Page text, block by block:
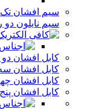
سیم افشان
سیم نایلون دو
کابل افشان
کابل افشان
کابل افشان
کابل افشان